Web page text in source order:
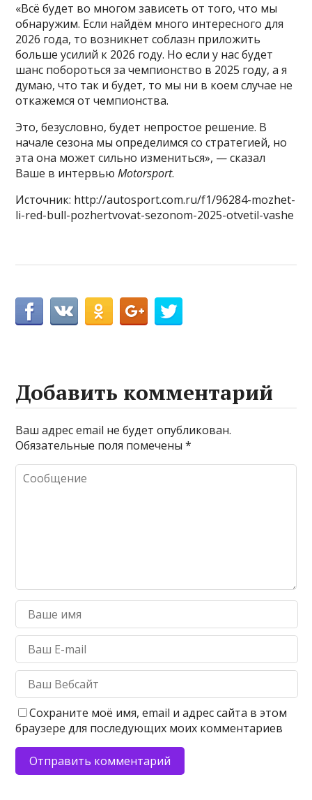
«Всё будет во многом зависеть от того, что мы
обнаружим. Если найдём много интересного для
2026 года, то возникнет соблазн приложить
больше усилий к 2026 году. Но если у нас будет
шанс побороться за чемпионство в 2025 году, а я
думаю, что так и будет, то мы ни в коем случае не
откажемся от чемпионства.
Это, безусловно, будет непростое решение. В
начале сезона мы определимся со стратегией, но
эта она может сильно измениться», — сказал
Ваше в интервьюMotorsport.
Источник: http://autosport.com.ru/f1/96284-mozhet-
li-red-bull-pozhertvovat-sezonom-2025-otvetil-vashe
Добавить комментарий
Ваш адрес email не будет опубликован.
Обязательные поля помечены*
Сохраните моё имя, email и адрес сайта в этом
браузере для последующих моих комментариев